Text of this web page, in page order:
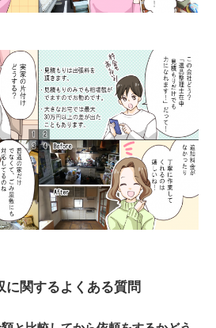
に関するよくある質問